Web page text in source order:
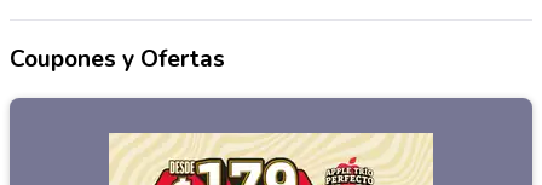
Coupones y Ofertas